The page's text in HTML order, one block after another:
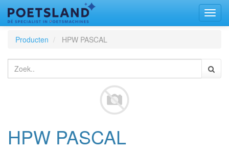
Producten
HPW PASCAL
HPW PASCAL